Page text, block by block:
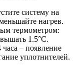
систему на
нагрев.
термометром:
1.5°C.
часа – появление
уплотнителей.